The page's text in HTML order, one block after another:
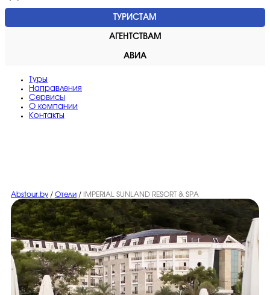
ТУРИСТАМ
АГЕНТСТВАМ
АВИА
Туры
Направления
Сервисы
O компании
Контакты
Abstour.by / Отели / IMPERIAL SUNLAND RESORT & SPA